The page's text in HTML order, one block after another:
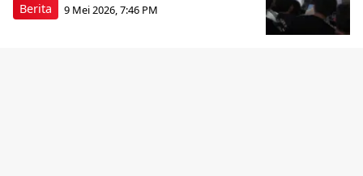
Berita 9 Mei 2026, 7:46 PM